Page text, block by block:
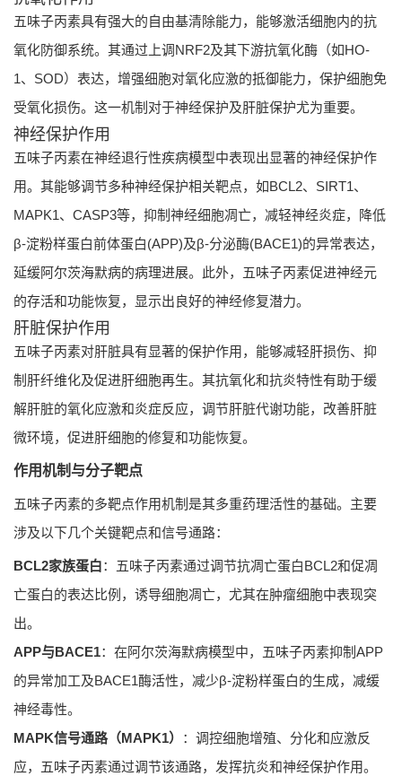
五味子丙素具有强大的自由基清除能力，能够激活细胞内的抗
氧化防御系统。其通过上调NRF2及其下游抗氧化酶（如HO-
1、SOD）表达，增强细胞对氧化应激的抵御能力，保护细胞免
受氧化损伤。这一机制对于神经保护及肝脏保护尤为重要。
神经保护作用
五味子丙素在神经退行性疾病模型中表现出显著的神经保护作
用。其能够调节多种神经保护相关靶点，如BCL2、SIRT1、
MAPK1、CASP3等，抑制神经细胞凋亡，减轻神经炎症，降低
β-淀粉样蛋白前体蛋白(APP)及β-分泌酶(BACE1)的异常表达，
延缓阿尔茨海默病的病理进展。此外，五味子丙素促进神经元
的存活和功能恢复，显示出良好的神经修复潜力。
肝脏保护作用
五味子丙素对肝脏具有显著的保护作用，能够减轻肝损伤、抑
制肝纤维化及促进肝细胞再生。其抗氧化和抗炎特性有助于缓
解肝脏的氧化应激和炎症反应，调节肝脏代谢功能，改善肝脏
微环境，促进肝细胞的修复和功能恢复。
作用机制与分子靶点
五味子丙素的多靶点作用机制是其多重药理活性的基础。主要
涉及以下几个关键靶点和信号通路：
BCL2家族蛋白：五味子丙素通过调节抗凋亡蛋白BCL2和促凋
亡蛋白的表达比例，诱导细胞凋亡，尤其在肿瘤细胞中表现突
出。
APP与BACE1：在阿尔茨海默病模型中，五味子丙素抑制APP
的异常加工及BACE1酶活性，减少β-淀粉样蛋白的生成，减缓
神经毒性。
MAPK信号通路（MAPK1）
：调控细胞增殖、分化和应激反
应，五味子丙素通过调节该通路，发挥抗炎和神经保护作用。